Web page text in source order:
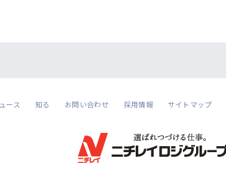
ース 知る お問い合わせ 採用情報 サイトマップ